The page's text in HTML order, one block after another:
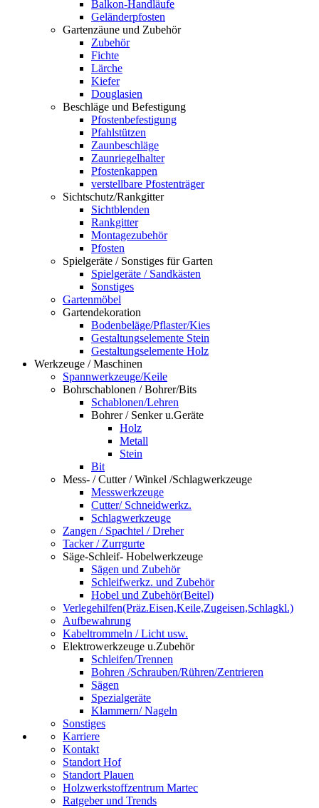
Balkon-Handläufe
Geländerpfosten
Gartenzäune und Zubehör
Zubehör
Fichte
Lärche
Kiefer
Douglasien
Beschläge und Befestigung
Pfostenbefestigung
Pfahlstützen
Zaunbeschläge
Zaunriegelhalter
Pfostenkappen
verstellbare Pfostenträger
Sichtschutz/Rankgitter
Sichtblenden
Rankgitter
Montagezubehör
Pfosten
Spielgeräte / Sonstiges für Garten
Spielgeräte / Sandkästen
Sonstiges
Gartenmöbel
Gartendekoration
Bodenbeläge/Pflaster/Kies
Gestaltungselemente Stein
Gestaltungselemente Holz
Werkzeuge / Maschinen
Spannwerkzeuge/Keile
Bohrschablonen / Bohrer/Bits
Schablonen/Lehren
Bohrer / Senker u.Geräte
Holz
Metall
Stein
Bit
Mess- / Cutter / Winkel /Schlagwerkzeuge
Messwerkzeuge
Cutter/ Schneidwerkz.
Schlagwerkzeuge
Zangen / Spachtel / Dreher
Tacker / Zurrgurte
Säge-Schleif- Hobelwerkzeuge
Sägen und Zubehör
Schleifwerkz. und Zubehör
Hobel und Zubehör(Beitel)
Verlegehilfen(Präz.Eisen,Keile,Zugeisen,Schlagkl.)
Aufbewahrung
Kabeltrommeln / Licht usw.
Elektrowerkzeuge u.Zubehör
Schleifen/Trennen
Bohren /Schrauben/Rühren/Zentrieren
Sägen
Spezialgeräte
Klammern/ Nageln
Sonstiges
Karriere
Kontakt
Standort Hof
Standort Plauen
Holzwerkstoffzentrum Martec
Ratgeber und Trends